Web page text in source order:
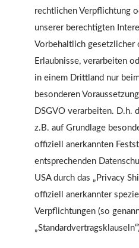
rechtlichen Verpflichtung
unserer berechtigten
Vorbehaltlich gesetzlicher
Erlaubnisse, verarbeiten
in einem Drittland nur
besonderen
DSGVO verarbeiten. D.h.
z.B. auf Grundlage
offiziell anerkannten
entsprechenden
USA durch das „Privacy
offiziell anerkannter
Verpflichtungen (so